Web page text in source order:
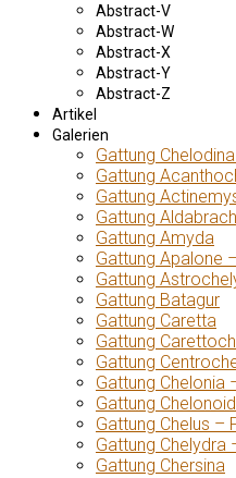
Abstract-V
Abstract-W
Abstract-X
Abstract-Y
Abstract-Z
Artikel
Galerien
Gattung
Gattung
Gattung
Gattung
Gattung Amyda
Gattung Apalone
Gattung
Gattung Batagur
Gattung Caretta
Gattung
Gattung
Gattung Chelonia
Gattung
Gattung Chelus –
Gattung Chelydra
Gattung Chersina